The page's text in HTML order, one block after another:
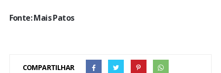
Fonte: Mais Patos
COMPARTILHAR